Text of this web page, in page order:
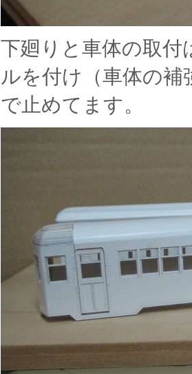
下廻りと車体の取付
ルを付け（車体の
で止めてます。